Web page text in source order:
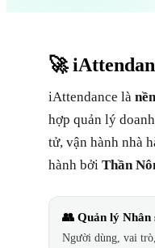
🚀
iAttendance là
hợp quản lý
tử, vận hành nhà
hành bởi Thần
👥 Quản lý Nhân
Người dùng, vai